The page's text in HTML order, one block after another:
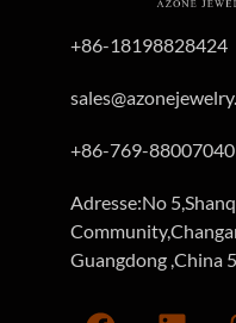
+86-18198828424
+86-769-88007040
Adresse:No
Guangdong ,China